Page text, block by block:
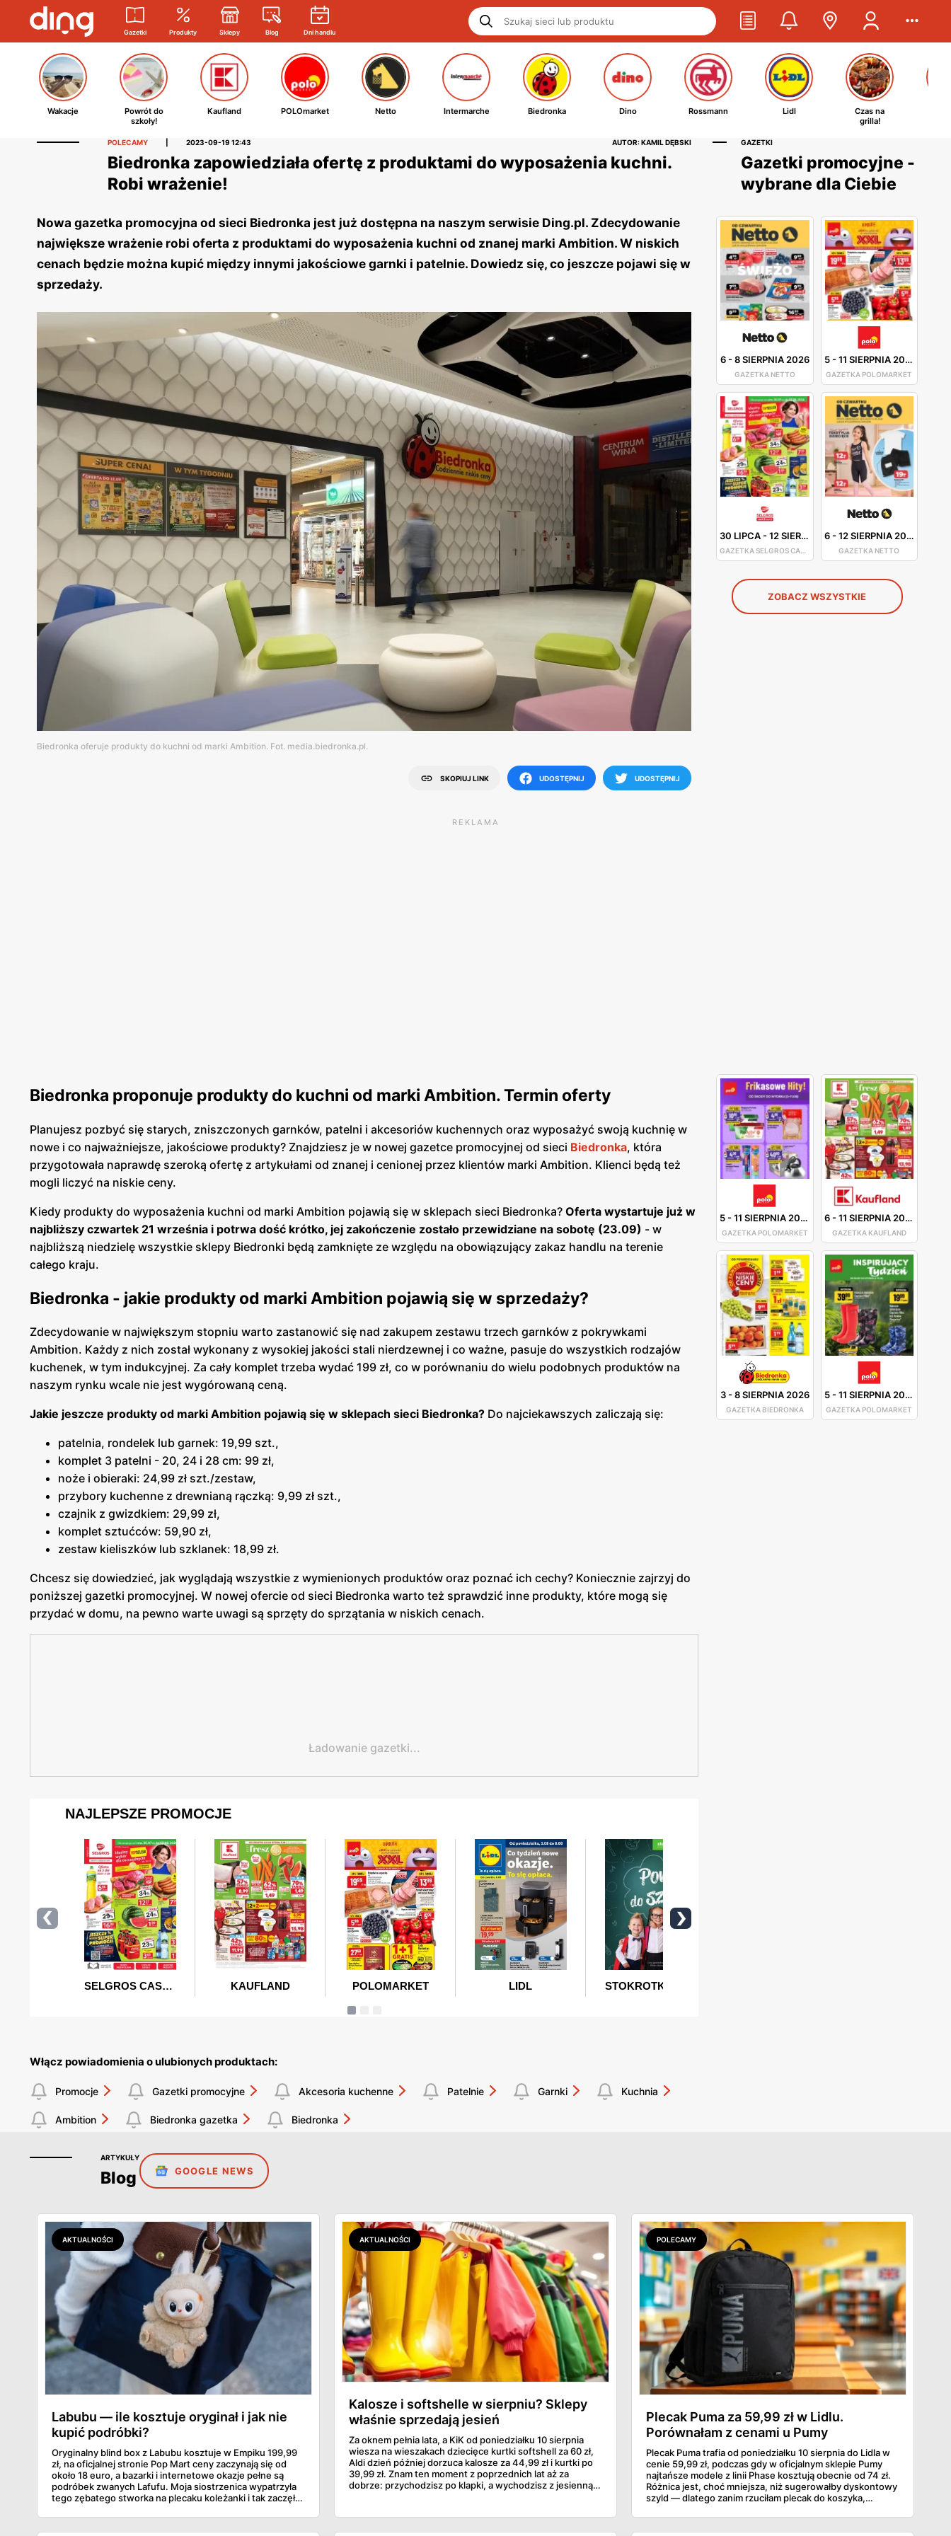
Gazetki Produkty Sklepy Blog Dni handlu
Wakacje
Powrót do
szkoły!
Kaufland POLOmarket Netto Intermarche Biedronka Dino Rossmann Lidl
Czas na
grilla!
POLECAMY 2023-09-19 12:43 AUTOR: KAMIL DĘBSKI
Biedronka zapowiedziała ofertę z produktami do wyposażenia kuchni.
Robi wrażenie!
Nowa gazetka promocyjna od sieci Biedronka jest już dostępna na naszym serwisie Ding.pl. Zdecydowanie
największe wrażenie robi oferta z produktami do wyposażenia kuchni od znanej marki Ambition. W niskich
cenach będzie można kupić między innymi jakościowe garnki i patelnie. Dowiedz się, co jeszcze pojawi się w
sprzedaży.
Biedronka oferuje produkty do kuchni od marki Ambition. Fot. media.biedronka.pl.
SKOPIUJ LINK UDOSTĘPNIJ UDOSTĘPNIJ
GAZETKI
Gazetki promocyjne -
wybrane dla Ciebie
6-8 SIERPNIA 2026
GAZETKA NETTO
5-11 SIERPNIA 2026
GAZETKA POLOMARKET
30 LIPCA-12 SIERPNIA 2026
GAZETKA SELGROS CASH&CARRY
6-12 SIERPNIA 2026
GAZETKA NETTO
ZOBACZ WSZYSTKIE
5-11 SIERPNIA 2026
GAZETKA POLOMARKET
6-11 SIERPNIA 2026
GAZETKA KAUFLAND
3-8 SIERPNIA 2026
GAZETKA BIEDRONKA
5-11 SIERPNIA 2026
GAZETKA POLOMARKET
REKLAMA
Biedronka proponuje produkty do kuchni od marki Ambition. Termin oferty
Planujesz pozbyć się starych, zniszczonych garnków, patelni i akcesoriów kuchennych oraz wyposażyć swoją kuchnię w
nowe i co najważniejsze, jakościowe produkty? Znajdziesz je w nowej gazetce promocyjnej od sieci Biedronka, która
przygotowała naprawdę szeroką ofertę z artykułami od znanej i cenionej przez klientów marki Ambition. Klienci będą też
mogli liczyć na niskie ceny.
Kiedy produkty do wyposażenia kuchni od marki Ambition pojawią się w sklepach sieci Biedronka? Oferta wystartuje już w
najbliższy czwartek 21 września i potrwa dość krótko, jej zakończenie zostało przewidziane na sobotę (23.09) - w
najbliższą niedzielę wszystkie sklepy Biedronki będą zamknięte ze względu na obowiązujący zakaz handlu na terenie
całego kraju.
Biedronka - jakie produkty od marki Ambition pojawią się w sprzedaży?
Zdecydowanie w największym stopniu warto zastanowić się nad zakupem zestawu trzech garnków z pokrywkami
Ambition. Każdy z nich został wykonany z wysokiej jakości stali nierdzewnej i co ważne, pasuje do wszystkich rodzajów
kuchenek, w tym indukcyjnej. Za cały komplet trzeba wydać 199 zł, co w porównaniu do wielu podobnych produktów na
naszym rynku wcale nie jest wygórowaną ceną.
Jakie jeszcze produkty od marki Ambition pojawią się w sklepach sieci Biedronka? Do najciekawszych zaliczają się:
patelnia, rondelek lub garnek: 19,99 szt.,
komplet 3 patelni - 20, 24 i 28 cm: 99 zł,
noże i obieraki: 24,99 zł szt./zestaw,
przybory kuchenne z drewnianą rączką: 9,99 zł szt.,
czajnik z gwizdkiem: 29,99 zł,
komplet sztućców: 59,90 zł,
zestaw kieliszków lub szklanek: 18,99 zł.
Chcesz się dowiedzieć, jak wyglądają wszystkie z wymienionych produktów oraz poznać ich cechy? Koniecznie zajrzyj do
poniższej gazetki promocyjnej. W nowej ofercie od sieci Biedronka warto też sprawdzić inne produkty, które mogą się
przydać w domu, na pewno warte uwagi są sprzęty do sprzątania w niskich cenach.
Ładowanie gazetki...
Włącz powiadomienia o ulubionych produktach:
Promocje Gazetki promocyjne Akcesoria kuchenne Patelnie Garnki Kuchnia
Ambition Biedronka gazetka Biedronka
ARTYKUŁY
Blog GOOGLE NEWS
AKTUALNOŚCI
Labubu — ile kosztuje oryginał i jak nie
kupić podróbki?
Oryginalny blind box z Labubu kosztuje w Empiku 199,99
zł, na oficjalnej stronie Pop Mart ceny zaczynają się od
około 18 euro, a bazarki i internetowe okazje pełne są
podróbek zwanych Lafufu. Moja siostrzenica wypatrzyła
tego zębatego stworka na plecaku koleżanki i tak zaczęło
kosztuje i po czym poznać, że sprzedawca nie wciska nam
podróbki. Spisałam wszystko, czego się dowiedziałam —
AKTUALNOŚCI
Kalosze i softshelle w sierpniu? Sklepy
właśnie sprzedają jesień
Za oknem pełnia lata, a KiK od poniedziałku 10 sierpnia
wiesza na wieszakach dziecięce kurtki softshell za 60 zł,
Aldi dzień później dorzuca kalosze za 44,99 zł i kurtki po
39,99 zł. Znam ten moment z poprzednich lat aż za
dobrze: przychodzisz po klapki, a wychodzisz z jesienną
sens kupować jesień, zanim skończą się wakacje.
POLECAMY
Plecak Puma za 59,99 zł w Lidlu.
Porównałam z cenami u Pumy
Plecak Puma trafia od poniedziałku 10 sierpnia do Lidla w
cenie 59,99 zł, podczas gdy w oficjalnym sklepie Pumy
najtańsze modele z linii Phase kosztują obecnie od 74 zł.
Różnica jest, choć mniejsza, niż sugerowałby dyskontowy
szyld — dlatego zanim rzuciłam plecak do koszyka,
rozpiska: co dokładnie sprzedaje Lidl, ile kosztują
odpowiedniki u producenta i komu ten zakup naprawdę